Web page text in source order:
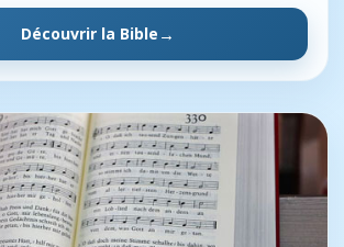
Découvrir la Bible